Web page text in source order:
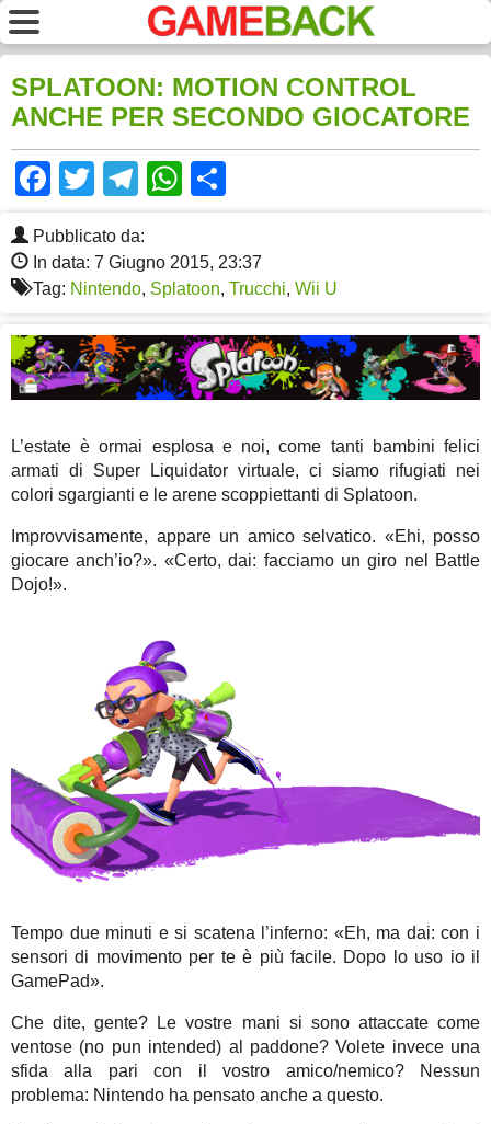
SPLATOON: MOTION CONTROL
ANCHE PER SECONDO GIOCATORE
Facebook
TwitterTelegram
WhatsApp
Pubblicato da:
In data: 7 Giugno 2015, 23:37
Tag: Nintendo, Splatoon, Trucchi, Wii U
L’estate è ormai esplosa e noi, come tanti bambini felici
armati di Super Liquidator virtuale, ci siamo rifugiati nei
colori sgargianti e le arene scoppiettanti di Splatoon.
Improvvisamente, appare un amico selvatico. «Ehi, posso
giocare anch’io?». «Certo, dai: facciamo un giro nel Battle
Dojo!».
Tempo due minuti e si scatena l’inferno: «Eh, ma dai: con i
sensori di movimento per te è più facile. Dopo lo uso io il
GamePad».
Che dite, gente? Le vostre mani si sono attaccate come
ventose (no pun intended) al paddone? Volete invece una
sfida alla pari con il vostro amico/nemico? Nessun
problema: Nintendo ha pensato anche a questo.